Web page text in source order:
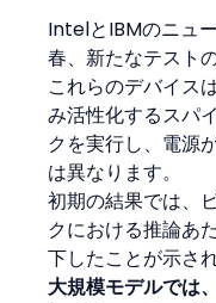
IntelとIBMのニュ
春、新たなテスト
これらのデバイス
み活性化するスパ
クを実行し、電源
は異なります。
初期の結果では、
クにおける推論あ
下したことが示さ
大規模モデルでは